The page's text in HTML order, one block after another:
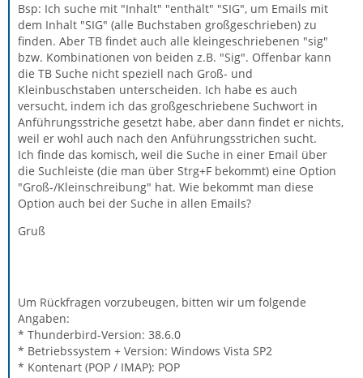
Bsp: Ich suche mit "Inhalt" "enthält" "SIG", um Emails mit
dem Inhalt "SIG" (alle Buchstaben großgeschrieben) zu
finden. Aber TB findet auch alle kleingeschriebenen "sig"
bzw. Kombinationen von beiden z.B. "Sig". Offenbar kann
die TB Suche nicht speziell nach Groß- und
Kleinbuschstaben unterscheiden. Ich habe es auch
versucht, indem ich das großgeschriebene Suchwort in
Anführungsstriche gesetzt habe, aber dann findet er nichts,
weil er wohl auch nach den Anführungsstrichen sucht.
Ich finde das komisch, weil die Suche in einer Email über
die Suchleiste (die man über Strg+F bekommt) eine Option
"Groß-/Kleinschreibung" hat. Wie bekommt man diese
Option auch bei der Suche in allen Emails?
Gruß
Um Rückfragen vorzubeugen, bitten wir um folgende
Angaben:
* Thunderbird-Version: 38.6.0
* Betriebssystem + Version: Windows Vista SP2
* Kontenart (POP / IMAP): POP